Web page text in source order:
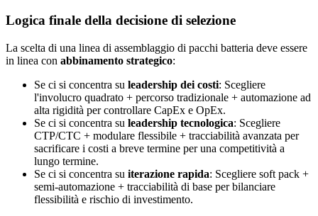
Logica finale della decisione di selezione
La scelta di una linea di assemblaggio di pacchi batteria deve essere
in linea con abbinamento strategico:
Se ci si concentra su leadership dei costi: Scegliere
l'involucro quadrato + percorso tradizionale + automazione ad
alta rigidità per controllare CapEx e OpEx.
Se ci si concentra su leadership tecnologica: Scegliere
CTP/CTC + modulare flessibile + tracciabilità avanzata per
sacrificare i costi a breve termine per una competitività a
lungo termine.
Se ci si concentra su iterazione rapida: Scegliere soft pack +
semi-automazione + tracciabilità di base per bilanciare
flessibilità e rischio di investimento.